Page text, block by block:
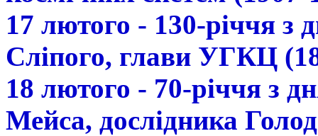
17 лютого - 130-річчя з
Сліпого, глави УГКЦ
18 лютого - 70-річчя з
Мейса, дослідника